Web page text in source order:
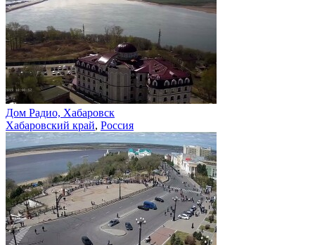
Дом Радио, Хабаровск
Хабаровский край, Россия